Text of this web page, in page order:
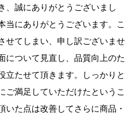
、誠にありがとうございまし
当にありがとうございます。こ
せてしまい、申し訳ございませ
について見直し、品質向上のた
立たせて頂きます。しっかりと
ご満足していただけたというこ
いた点は改善してさらに商品・